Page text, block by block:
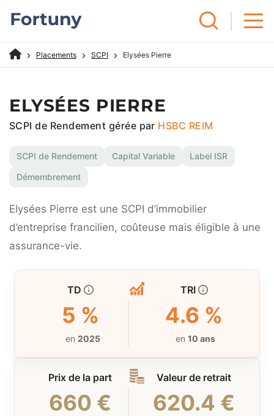
Placements SCPI Elysées Pierre
ELYSÉES PIERRE
SCPI de Rendement gérée par HSBC REIM
SCPI de Rendement Capital Variable
Label ISR
Démembrement
Elysées Pierre est une SCPI d’immobilier
d’entreprise francilien, coûteuse mais éligible à une
assurance-vie.
TD
5 %
en 2025
TRI
4.6 %
en 10 ans
Prix de la part
660 €
Valeur de retrait
620.4 €